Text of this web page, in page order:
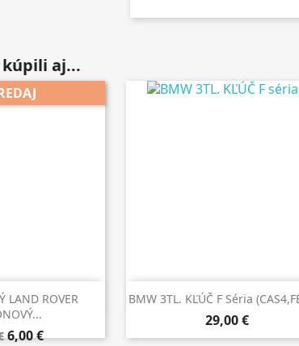
aj...
LAND ROVER
6,00 €
náhľad BMW 3TL. KĽÚČ F Séria
29,00 €
 Rýchly náhľad